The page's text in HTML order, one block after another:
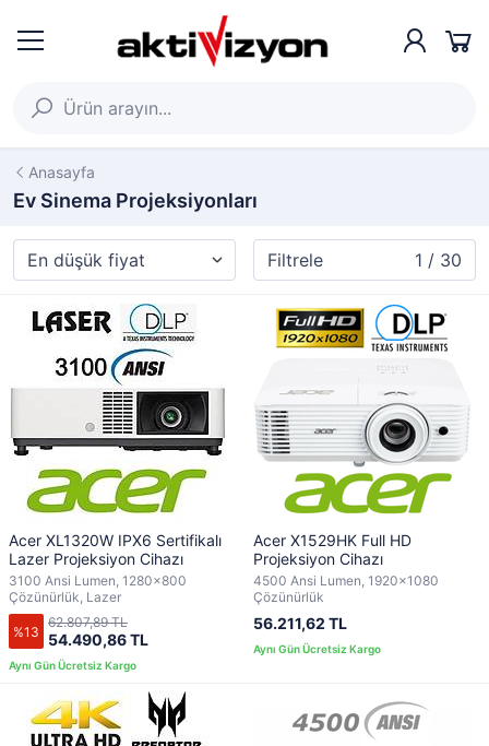
Anasayfa
Ev Sinema Projeksiyonları
Filtrele 1 / 30
Acer XL1320W IPX6 Sertifikalı
Lazer Projeksiyon Cihazı
3100 Ansi Lumen, 1280x800
Çözünürlük, Lazer
%13 54.490,86 TL
62.807,89 TL
Acer X1529HK Full HD
Projeksiyon Cihazı
4500 Ansi Lumen, 1920x1080
Çözünürlük
56.211,62 TL